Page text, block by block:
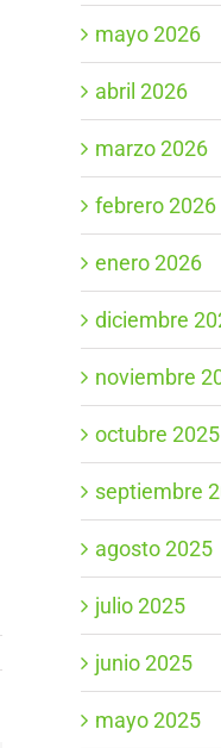
mayo 2026
abril 2026
marzo 2026
febrero 2026
enero 2026
diciembre
noviembre
octubre 2025
septiembre
agosto 2025
julio 2025
junio 2025
mayo 2025